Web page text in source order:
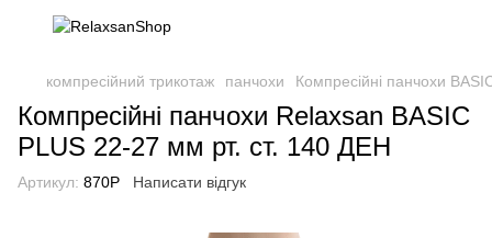
компресійний трикотаж панчохи Компресійні панчохи
Компресійні панчохи Relaxsan BASIC
PLUS 22-27 мм рт. ст. 140 ДЕН
Артикул: 870P Написати відгук